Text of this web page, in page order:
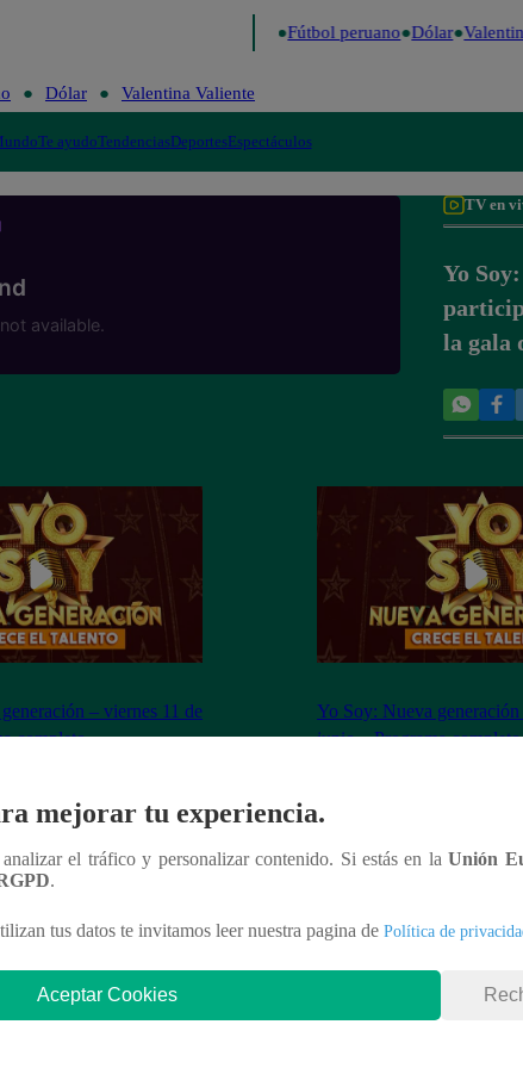
Fútbol peruano Dólar
Dólar Valentina Valiente
Te ayudoTendenciasDeportesEspectáculos
TV en
Yo
la gala
– viernes 11 de
completo
Yo Soy: Nueva
junio – Programa completo
mejorar tu experiencia.
el tráfico y personalizar contenido. Si estás en laUnión
.
tus datos te invitamos leer nuestra pagina de Política de
Aceptar Cookies